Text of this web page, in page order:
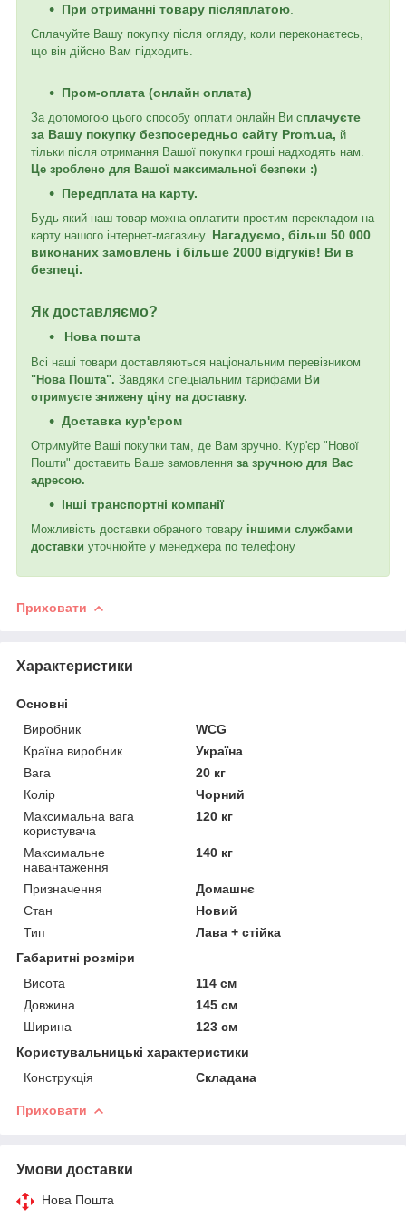
При отриманні товару післяплатою
Сплачуйте Вашу покупку після огляду, коли переконаєтесь,
що він дійсно Вам підходить.
Пром-оплата (онлайн оплата)
За допомогою цього способу оплати онлайн Ви сплачуєте
за Вашу покупку безпосередньо сайту Prom.ua, й
тільки після отримання Вашої покупки гроші надходять нам.
Це зроблено для Вашої максимальної безпеки :)
Передплата на карту.
Будь-який наш товар можна оплатити простим перекладом на
карту нашого інтернет-магазину. Нагадуємо, більш 50 000
виконаних замовлень і більше 2000 відгуків! Ви в
безпеці.
Як доставляємо?
Нова пошта
Всі наші товари доставляються національним перевізником
"Нова Пошта". Завдяки спецыальним тарифами Ви
отримуєте знижену ціну на доставку.
Доставка кур'єром
Отримуйте Ваші покупки там, де Вам зручно. Кур'єр "Нової
Пошти" доставить Ваше замовлення за зручною для Вас
адресою.
Інші транспортні компанії
Можливість доставки обраного товару іншими службами
доставки уточнюйте у менеджера по телефону
Приховати
Характеристики
Основні
Виробник
WCG
Країна виробник
Україна
Вага
20 кг
Колір
Чорний
Максимальна вага
користувача
120 кг
Максимальне
навантаження
140 кг
Призначення
Домашнє
Стан
Новий
Тип
Лава + стійка
Габаритні розміри
Висота
114 см
Довжина
145 см
Ширина
123 см
Користувальницькі характеристики
Конструкція
Складана
Приховати
Умови доставки
Нова Пошта